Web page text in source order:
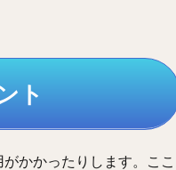
ト
かかったりします。ここ